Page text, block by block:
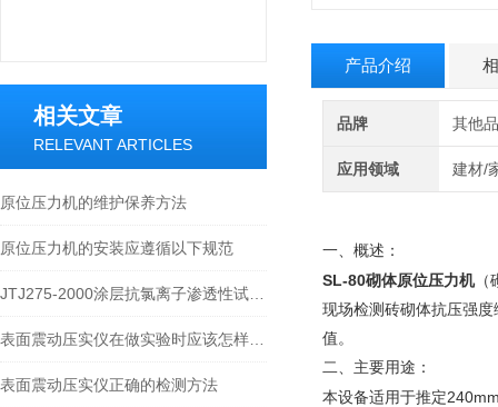
相关文章
RELEVANT ARTICLES
原位压力机的维护保养方法
原位压力机的安装应遵循以下规范
表面震动压实仪正确的检测方法
产品介绍
品牌 其他
应用领域 建材/
一、 概述：
SL-80砌体原位压力机（
现场检测砖砌体抗压强
值。
二、 主要用途：
本设备适用于推定